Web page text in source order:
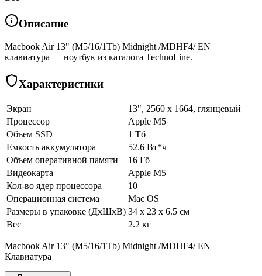
Описание
Macbook Air 13" (M5/16/1Tb) Midnight /MDHF4/ EN
клавиатура — ноутбук из каталога TechnoLine.
Характеристики
Экран
13", 2560 x 1664, глянцевый
Процессор
Apple M5
Объем SSD
1 Тб
Емкость аккумулятора
52.6 Вт*ч
Объем оперативной памяти
16 Гб
Видеокарта
Apple M5
Кол-во ядер процессора
10
Операционная система
Mac OS
Размеры в упаковке (ДхШхВ) 34 x 23 x 6.5 см
Вес
2.2 кг
Macbook Air 13" (M5/16/1Tb) Midnight /MDHF4/ EN
Клавиатура